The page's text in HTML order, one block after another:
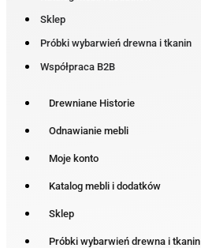
Sklep
Próbki wybarwień drewna i tkanin
Współpraca B2B
Drewniane Historie
Odnawianie mebli
Moje konto
Katalog mebli i dodatków
Sklep
Próbki wybarwień drewna i tkanin